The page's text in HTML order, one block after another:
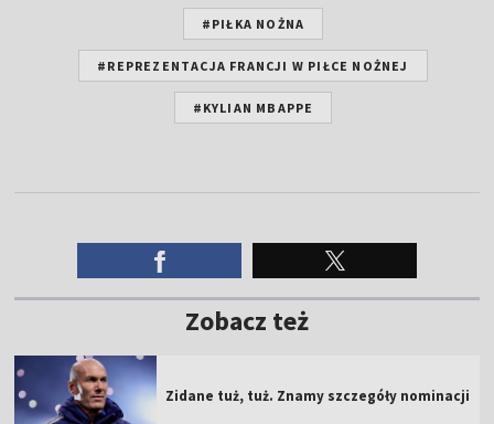
#PIŁKA NOŻNA
#REPREZENTACJA FRANCJI W PIŁCE NOŻNEJ
#KYLIAN MBAPPE
Zobacz też
Zidane tuż, tuż. Znamy szczegóły nominacji